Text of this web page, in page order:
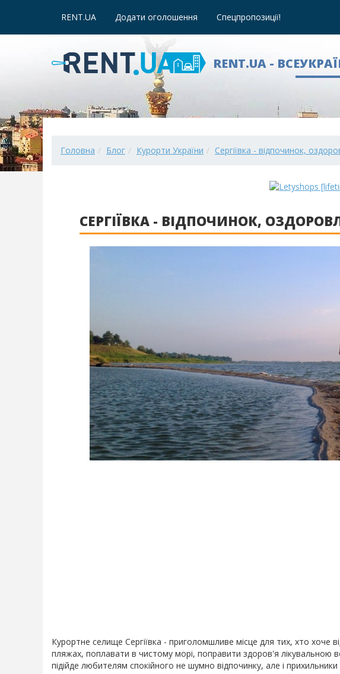
RENT.UA Додати оголошення Спецпропозиції!
RENT.UA -
Головна Блог Курорти України Сергіївка - відпочинок,
СЕРГІЇВКА - ВІДПОЧИНОК,
Курортне селище Сергіївка - приголомшливе місце для тих, хто хоче
пляжах, поплавати в чистому морі, поправити здоров'я лікувальною
підійде любителям спокійного не шумно відпочинку, але і